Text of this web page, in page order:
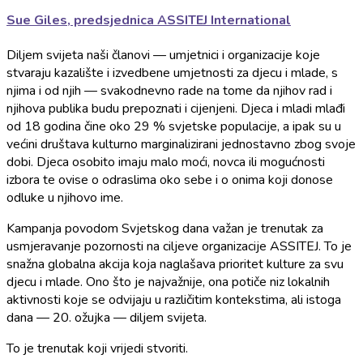
Sue Giles, predsjednica ASSITEJ International
Diljem svijeta naši članovi — umjetnici i organizacije koje
stvaraju kazalište i izvedbene umjetnosti za djecu i mlade, s
njima i od njih — svakodnevno rade na tome da njihov rad i
njihova publika budu prepoznati i cijenjeni. Djeca i mladi mlađi
od 18 godina čine oko 29 % svjetske populacije, a ipak su u
većini društava kulturno marginalizirani jednostavno zbog svoje
dobi. Djeca osobito imaju malo moći, novca ili mogućnosti
izbora te ovise o odraslima oko sebe i o onima koji donose
odluke u njihovo ime.
Kampanja povodom Svjetskog dana važan je trenutak za
usmjeravanje pozornosti na ciljeve organizacije ASSITEJ. To je
snažna globalna akcija koja naglašava prioritet kulture za svu
djecu i mlade. Ono što je najvažnije, ona potiče niz lokalnih
aktivnosti koje se odvijaju u različitim kontekstima, ali istoga
dana — 20. ožujka — diljem svijeta.
To je trenutak koji vrijedi stvoriti.